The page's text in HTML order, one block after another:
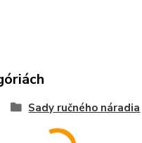
Sady ručného náradia